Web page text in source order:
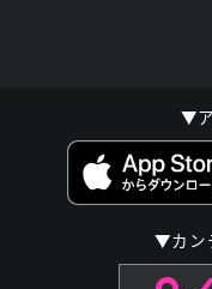
▼
▼カン